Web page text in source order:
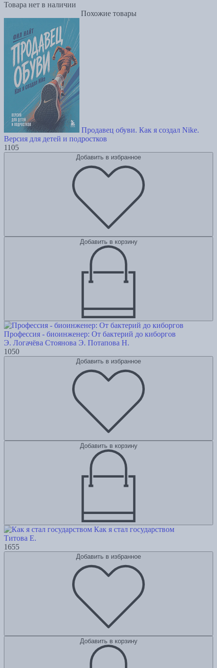
Товара нет в наличии
Похожие товары
Продавец обуви. Как я создал Nike.
Версия для детей и подростков
1105
Добавить в избранное
Добавить в корзину
Профессия - биоинженер: От бактерий до киборгов
Э. Логачёва Стоянова Э. Потапова Н.
1050
Добавить в избранное
Добавить в корзину
Как я стал государством
Титова Е.
1655
Добавить в избранное
Добавить в корзину